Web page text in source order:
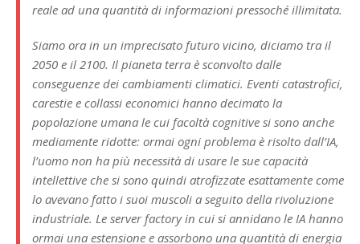
reale ad una quantità di informazioni pressoché illimitata.
Siamo ora in un imprecisato futuro vicino, diciamo tra il
2050 e il 2100. Il pianeta terra è sconvolto dalle
conseguenze dei cambiamenti climatici. Eventi catastrofici,
carestie e collassi economici hanno decimato la
popolazione umana le cui facoltà cognitive si sono anche
mediamente ridotte: ormai ogni problema è risolto dall’IA,
l’uomo non ha più necessità di usare le sue capacità
intellettive che si sono quindi atrofizzate esattamente come
lo avevano fatto i suoi muscoli a seguito della rivoluzione
industriale. Le server factory in cui si annidano le IA hanno
ormai una estensione e assorbono una quantità di energia